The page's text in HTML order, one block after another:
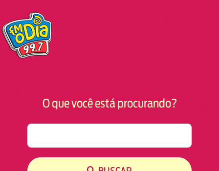
O que você está procurando?